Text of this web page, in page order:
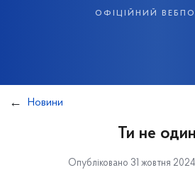
офіційний
Новини
Ти не
Опубліковано 31 жовтня